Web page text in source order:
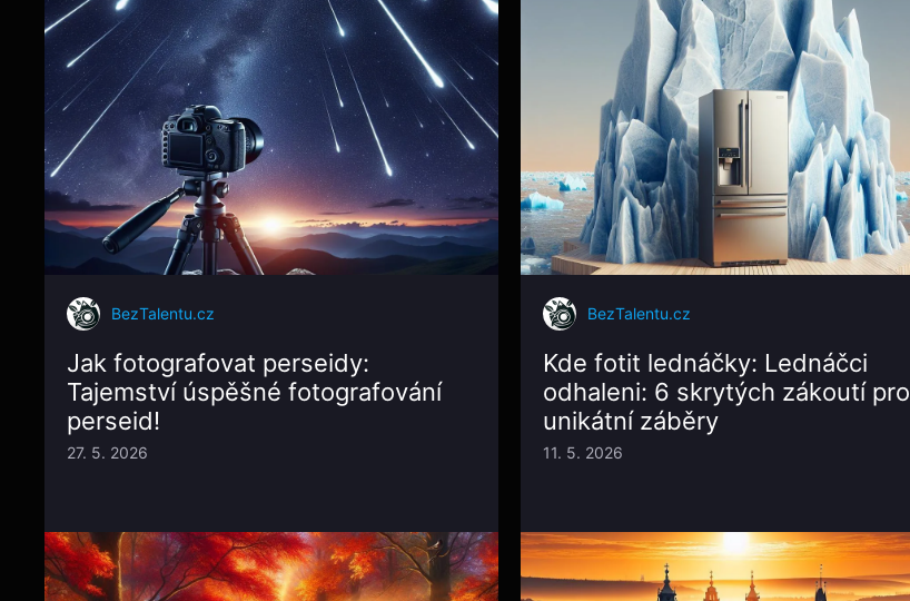
BezTalentu.cz
Jak fotografovat perseidy:
Tajemství úspěšné fotografování
perseid!
27. 5. 2026
BezTalentu.cz
Kde fotit lednáčky: Lednáčci
odhaleni: 6 skrytých zákoutí pro
unikátní záběry
11. 5. 2026